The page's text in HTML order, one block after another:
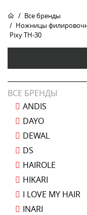
Все бренды
Ножницы
Pixy TH-30
ВСЕ БРЕНДЫ
ANDIS
DAYO
DEWAL
DS
HAIROLE
HIKARI
I LOVE MY HAIR
INARI